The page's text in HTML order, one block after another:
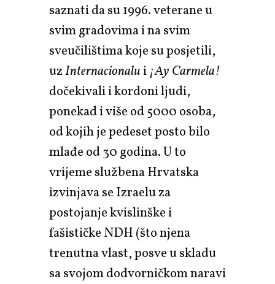
saznati da su 1996. veterane u
svim gradovima i na svim
sveučilištima koje su posjetili,
uzInternacionalu i ¡Ay Carmela!
dočekivali i kordoni ljudi,
ponekad i više od 5000 osoba,
od kojih je pedeset posto bilo
mlađe od 30 godina. U to
vrijeme službena Hrvatska
izvinjava se Izraelu za
postojanje kvislinške i
fašističke NDH (što njena
trenutna vlast, posve u skladu
sa svojom dodvorničkom naravi